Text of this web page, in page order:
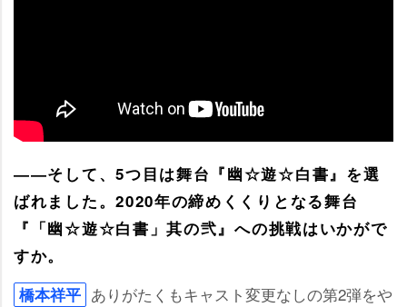
――そして、5つ目は舞台『幽☆遊☆白書』を選
ばれました。2020年の締めくくりとなる舞台
『「幽☆遊☆白書」其の弐』への挑戦はいかがで
すか。
橋本祥平 ありがたくもキャスト変更なしの第2弾を